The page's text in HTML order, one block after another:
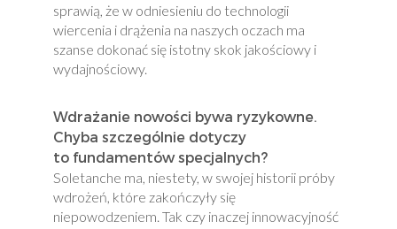
sprawią, że w odniesieniu do technologii
wiercenia i drążenia na naszych oczach ma
szanse dokonać się istotny skok jakościowy i
wydajnościowy.
Wdrażanie nowości bywa ryzykowne.
Chyba szczególnie dotyczy
to fundamentów specjalnych?
Soletanche ma, niestety, w swojej historii próby
wdrożeń, które zakończyły się
niepowodzeniem. Tak czy inaczej innowacyjność